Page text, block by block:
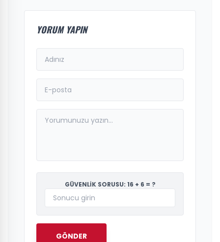
YORUM YAPIN
GÜVENLİK SORUSU: 16 + 6 = ?
GÖNDER